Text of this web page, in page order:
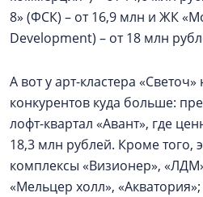
8» (ФСК) – от 16,9 млн и ЖК
Development) – от 18 млн
А вот у арт-кластера
конкурентов куда больше:
лофт-квартал «Авант», где
18,3 млн рублей. Кроме того,
комплексы «Визионер»,
«Мельцер холл»,